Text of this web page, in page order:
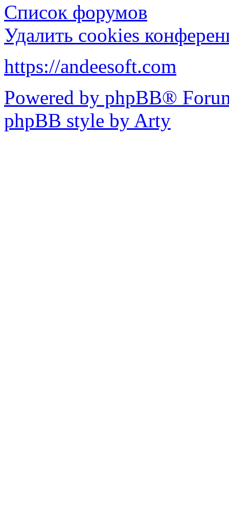
Список форумов
Удалить cookies
https://andeesoft.com
Powered by phpBB®
phpBB style by Arty